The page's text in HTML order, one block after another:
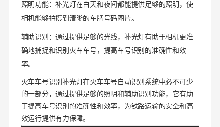
照明功能：补光灯在白天和夜间都能提供足够的照明，使
相机能够拍摄到清晰的车牌号码图片。
辅助识别：通过提供足够的光线，补光灯有助于相机更准
确地捕捉和识别火车车号，提高车号识别的准确性和效
率。
火车车号识别补光灯在火车车号自动识别系统中必不可少
的一部分，通过提供足够的照明和辅助识别功能，它有助
于提高车号识别的准确性和效率，为铁路运输的安全和高
效运行提供有力保障。